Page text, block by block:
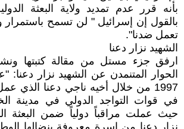
بأنه قرر عدم تمديد ولاية البعثة
بالقول إن إسرائيل " لن تسمح باستمرار
تعمل ضدنا".
الشهيد نزار دعنا
ارفق جزء مستل من مقالة كتبتها
الحوار المتنمدن عن الشهيد نزار دعنا:
1997 من خلال أخيه ناجي دعنا الذي
في قوات التواجد الدولي في مدينة
حيث عملت مراقباً دولياً ضمن البعثة